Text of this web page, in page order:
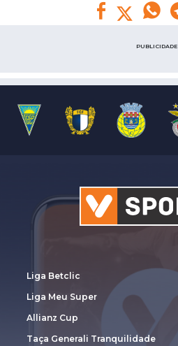
PUBLICIDADE
Liga Betclic
Liga Meu Super
Allianz Cup
Taça Generali Tranquilidade